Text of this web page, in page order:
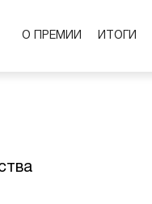
О ПРЕМИИ ИТОГИ